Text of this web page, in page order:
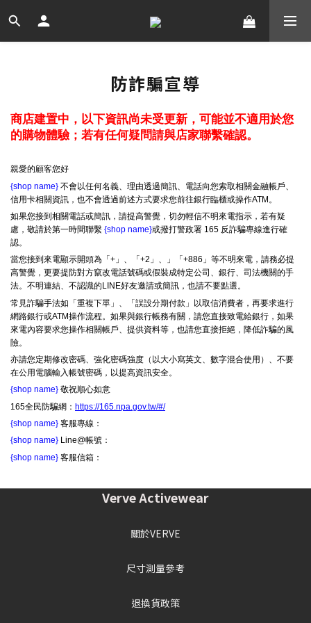
防詐騙宣導
商店建置中，以下資訊尚未受更新，可能並不適用於您
的購物體驗；若有任何疑問請與店家聯繫確認。
親愛的顧客您好
{shop name} 不會以任何名義、理由透過簡訊、電話向您索取相關金融帳戶、
信用卡相關資訊，也不會透過前述方式要求您前往銀行臨櫃或操作ATM。
如果您接到相關電話或簡訊，請提高警覺，切勿輕信不明來電指示，若有疑
慮，敬請於第一時間聯繫 {shop name}或撥打警政署 165 反詐騙專線進行確
認。
當您接到來電顯示開頭為「+」、「+2」、」「+886」等不明來電，請務必提
高警覺，更要提防對方竄改電話號碼或假裝成特定公司、銀行、司法機關的手
法。不明連結、不認識的LINE好友邀請或簡訊，也請不要點選。
常見詐騙手法如「重複下單」、「誤設分期付款」以取信消費者，再要求進行
網路銀行或ATM操作流程。如果與銀行帳務有關，請您直接致電給銀行，如果
來電內容要求您操作相關帳戶、提供資料等，也請您直接拒絕，降低詐騙的風
險。
亦請您定期修改密碼、強化密碼強度（以大小寫英文、數字混合使用）、不要
在公用電腦輸入帳號密碼，以提高資訊安全。
{shop name} 敬祝順心如意
165全民防騙網： https://165.npa.gov.tw/#/
{shop name} 客服專線：
{shop name} Line@帳號：
{shop name} 客服信箱：
Verve Activewear
關於VERVE
尺寸測量參考
退換貨政策